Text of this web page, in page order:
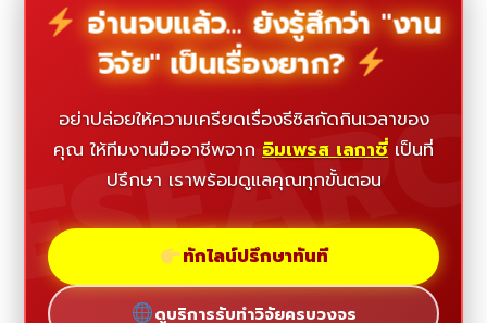
อ่านจบแล้ว... ยังรู้สึกว่า "งาน
วิจัย" เป็นเรื่องยาก?
อย่าปล่อยให้ความเครียดเรื่องธีซิสกัดกินเวลาของ
คุณ ให้ทีมงานมืออาชีพจาก อิมเพรส เลกาซี่ เป็นที่
ปรึกษา เราพร้อมดูแลคุณทุกขั้นตอน
ทักไลน์ปรึกษาทันที
ดูบริการรับทำวิจัยครบวงจร